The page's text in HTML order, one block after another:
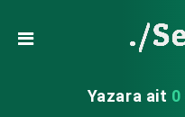
Yazara ait 0